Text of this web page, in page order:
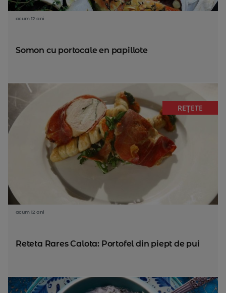
acum 12 ani
Somon cu portocale en papillote
REȚETE
acum 12 ani
Reteta Rares Calota: Portofel din piept de pui